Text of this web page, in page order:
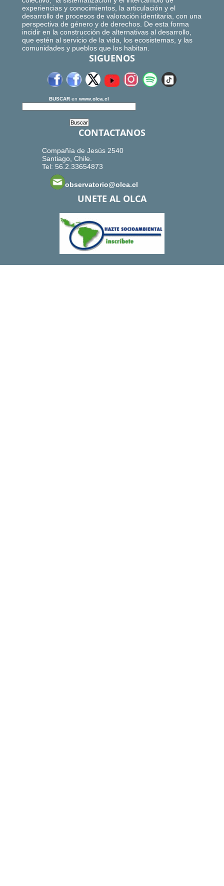
experiencias y conocimientos, la articulación y el
desarrollo de procesos de valoración identitaria, con una
perspectiva de género y de derechos. De esta forma
incidir en la construcción de alternativas al desarrollo,
que estén al servicio de la vida, los ecosistemas, y las
comunidades y pueblos que los habitan.
SIGUENOS
BUSCAR en www.olca.cl
CONTACTANOS
Compañía de Jesús 2540
Santiago, Chile.
Tel: 56.2.33654873
observatorio@olca.cl
UNETE AL OLCA